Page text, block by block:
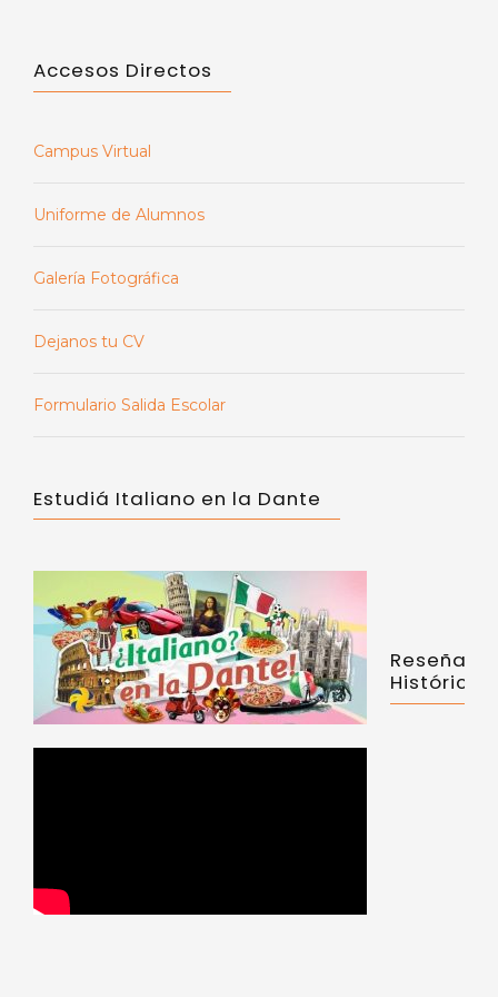
Accesos Directos
Campus Virtual
Uniforme de Alumnos
Galería Fotográfica
Dejanos tu CV
Formulario Salida Escolar
Estudiá Italiano en la Dante
Reseña
Histórica